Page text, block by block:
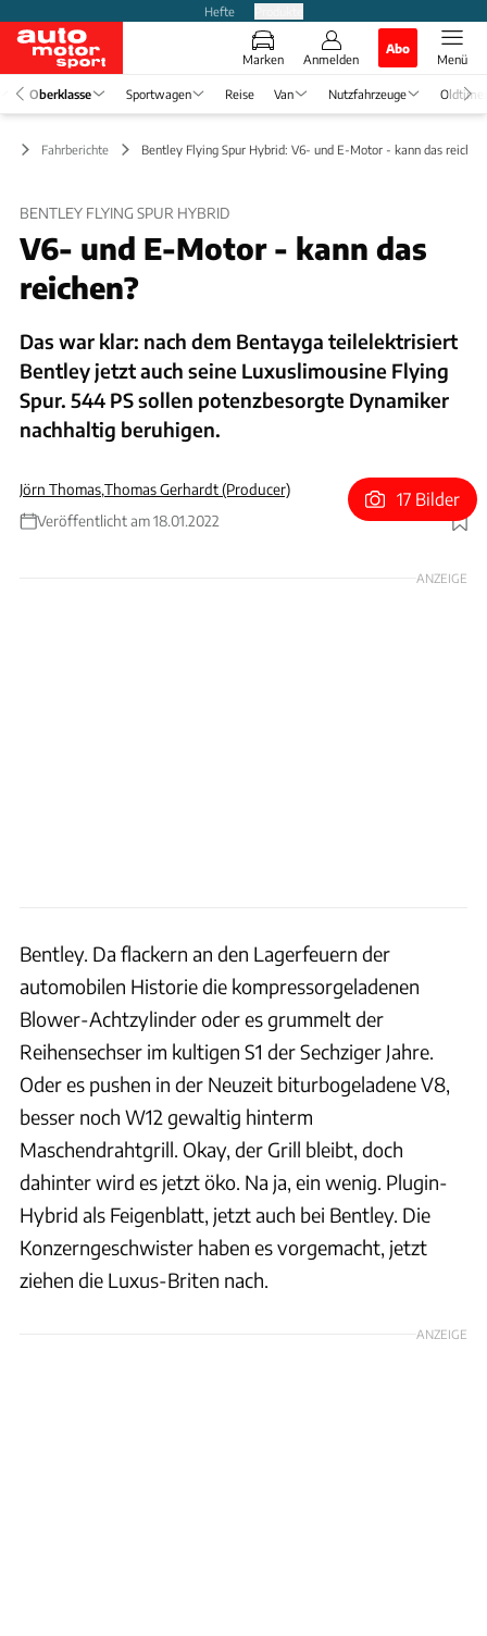
Hefte
Marken Anmelden
Abo
Menü
Oberklasse Sportwagen Reise Van Nutzfahrzeuge Oldtimer
Fahrberichte Bentley Flying Spur Hybrid: V6- und E-Motor - kann das
BENTLEY FLYING SPUR HYBRID
V6- und E-Motor - kann das
reichen?
Das war klar: nach dem Bentayga teilelektrisiert
Bentley jetzt auch seine Luxuslimousine Flying
Spur. 544 PS sollen potenzbesorgte Dynamiker
nachhaltig beruhigen.
Jörn Thomas,Thomas Gerhardt (Producer)
Veröffentlicht am 18.01.2022
Foto: James Lipman
17 Bilder
ANZEIGE
Bentley. Da flackern an den Lagerfeuern der
automobilen Historie die kompressorgeladenen
Blower-Achtzylinder oder es grummelt der
Reihensechser im kultigen S1 der Sechziger Jahre.
Oder es pushen in der Neuzeit biturbogeladene V8,
besser noch W12 gewaltig hinterm
Maschendrahtgrill. Okay, der Grill bleibt, doch
dahinter wird es jetzt öko. Na ja, ein wenig. Plugin-
Hybrid als Feigenblatt, jetzt auch bei Bentley. Die
Konzerngeschwister haben es vorgemacht, jetzt
ziehen die Luxus-Briten nach.
ANZEIGE